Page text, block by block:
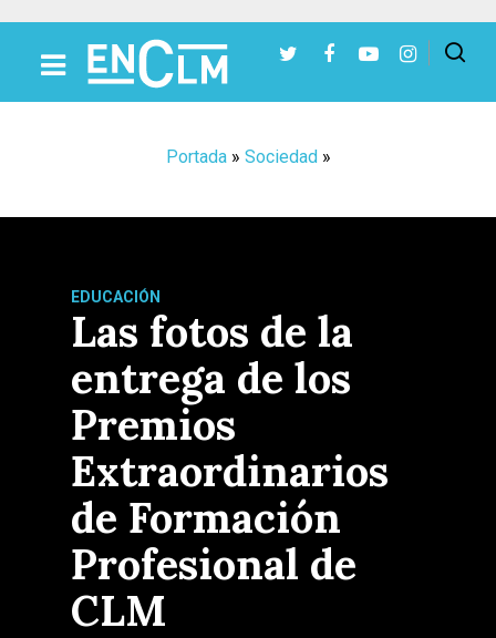
Portada» Sociedad»
EDUCACIÓN
Las fotos de la
entrega de los
Premios
Extraordinarios
de Formación
Profesional de
CLM